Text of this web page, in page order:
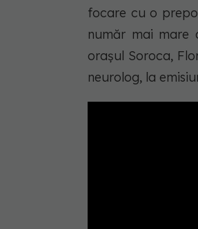
focare cu o
număr mai
orașul Soroca,
neurolog, la